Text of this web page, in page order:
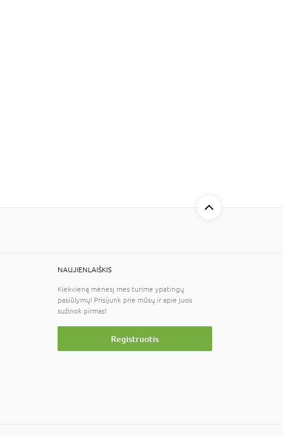
NAUJIENLAIŠKIS
Kiekvieną mėnesį mes turime ypatingų
pasiūlymų! Prisijunk prie mūsų ir apie juos
sužinok pirmas!
Registruotis